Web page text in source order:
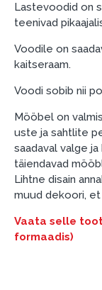
Lepingu
kes on
Lisateave:
Enne
kauba
garantii ja
Laenake
palun
Lastevoodid on
teenivad
Voodile on
kaitseraam.
Voodi sobib nii
Mööbel on
uste ja sahtlite
saadaval valge
täiendavad
Lihtne disain
muud dekoori,
Vaata selle
formaadis)